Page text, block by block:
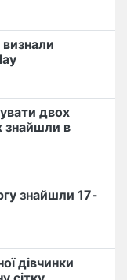
визнали
двох
знайшли в
знайшли 17-
дівчинки